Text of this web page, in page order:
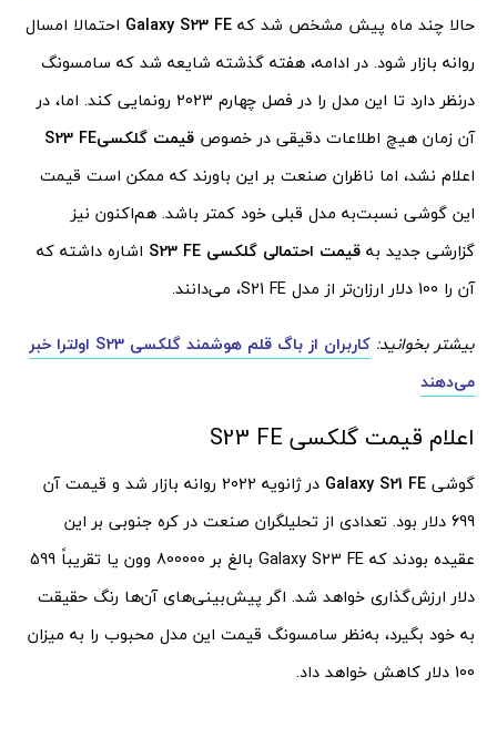
حالا چند ماه پیش مشخص شد که Galaxy S23 FE احتمالا امسال
روانه بازار شود. در ادامه، هفته گذشته شایعه شد که سامسونگ
درنظر دارد تا این مدل را در فصل چهارم 2023 رونمایی کند. اما، در
آن زمان هیچ اطلاعات دقیقی در خصوص قیمت گلکسیS23 FE
اعلام نشد، اما ناظران صنعت بر این باورند که ممکن است قیمت
این گوشی نسبت‌به مدل قبلی خود کمتر باشد. هم‌اکنون نیز
گزارشی جدید به قیمت احتمالی گلکسی S23 FE اشاره داشته که
آن را 100 دلار ارزان‌تر از مدل S21 FE، می‌دانند.
بیشتر بخوانید:
کاربران از باگ قلم هوشمند گلکسی S23 اولترا خبر
می‌دهند
اعلام قیمت گلکسی S23 FE
گوشی Galaxy S21 FE
در ژانویه 2022 روانه بازار شد و قیمت آن
699 دلار بود. تعدادی از تحلیلگران صنعت در کره جنوبی بر این
عقیده بودند که Galaxy S23 FE بالغ بر 800000 وون یا تقریباً 599
دلار ارزش‌گذاری خواهد شد. اگر پیش‌بینی‌های آن‌ها رنگ حقیقت
به خود بگیرد، به‌نظر سامسونگ قیمت این مدل محبوب را به میزان
100 دلار کاهش خواهد داد.